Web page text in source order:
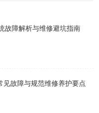
故障解析与维修避坑指南
见故障与规范维修养护要点